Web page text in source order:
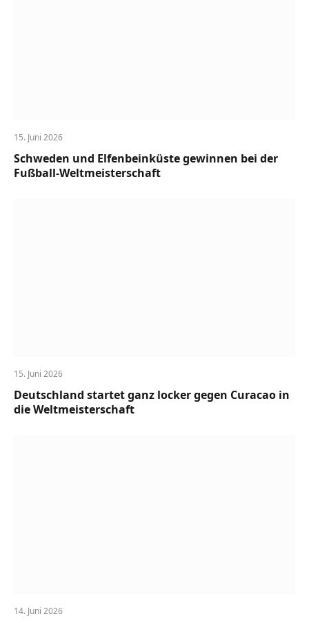
15. Juni 2026
Schweden und Elfenbeinküste gewinnen bei der
Fußball-Weltmeisterschaft
15. Juni 2026
Deutschland startet ganz locker gegen Curacao in
die Weltmeisterschaft
14. Juni 2026